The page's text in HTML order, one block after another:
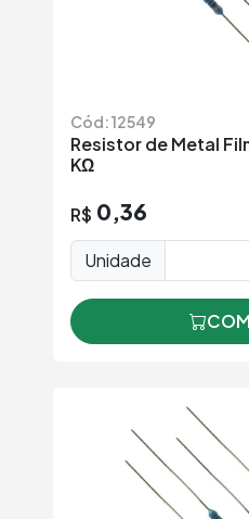
Cód: 12549
Resistor de Metal
KΩ
R$ 0,36
Unidade